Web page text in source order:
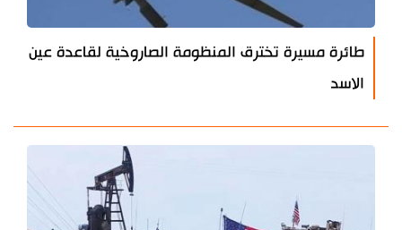
طائرة مسيرة تخترق المنظومة الصاروخية لقاعدة عين
الاسد